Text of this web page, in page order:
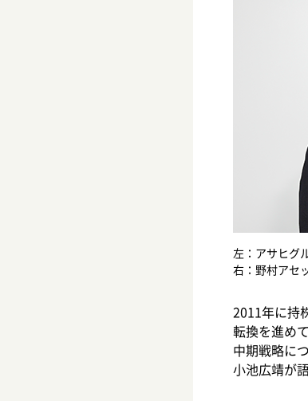
左：アサヒグ
右：野村アセ
2011年に持
転換を進め
中期戦略に
小池広靖が